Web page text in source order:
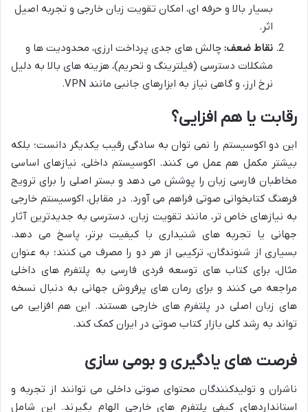
بسیار بالا و حرفه ای، امکان تقویت زبان خارجی و تجربه اصیل
اثر.
نقاط ضعف: چالش های جدی پرداخت ارزی، محدودیت ها و
مشکلات دسترسی (فیلترینگ و تحریم)، هزینه های بالا به دلیل
نرخ ارز، و گاهی نیاز به ابزارهای جانبی مانند VPN.
رقابت یا هم افزایی؟
این دو اکوسیستم را نمی توان به سادگی رقیب یکدیگر دانست؛ بلکه
بیشتر مکمل هم عمل می کنند. اکوسیستم داخلی، نیازهای اساسی
مخاطبان فارسی زبان را پوشش می دهد و بستر اصلی را برای ترویج
فرهنگ کتابخوانی صوتی فراهم می آورد. در مقابل، اکوسیستم خارجی
به نیازهای خاص تر، مانند تقویت زبان، دسترسی به جدیدترین آثار
جهانی یا تجربه های شنیداری با کیفیت برتر، پاسخ می دهد.
بسیاری از شنوندگان، ترکیبی از هر دو را مصرف می کنند؛ به عنوان
مثال، برای کتاب های توسعه فردی فارسی به پلتفرم های داخلی
مراجعه می کنند و برای رمان های پرفروش جهانی به دنبال نسخه
های زبان اصلی در پلتفرم های خارجی هستند. این هم افزایی می
تواند به رشد کلی بازار کتاب صوتی در ایران کمک کند.
فرصت های یادگیری و بومی سازی
ناشران و تولیدکنندگان محتوای صوتی داخلی می توانند از تجربه و
استانداردهای کیفی پلتفرم های خارجی الهام بگیرند. این شامل